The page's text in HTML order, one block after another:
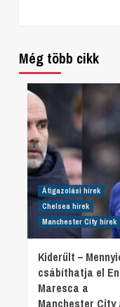
Még több cikk
Átigazolási hírek
Chelsea hírek
Manchester City hírek
Kiderült –
csábíthatja el
Maresca a
Manchester City